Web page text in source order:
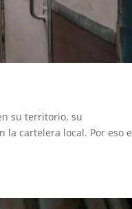
su territorio, su
la cartelera local. Por eso